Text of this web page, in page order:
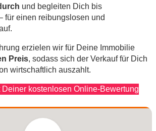
und begleiten Dich bis
für einen reibungslosen und
erzielen wir für Deine Immobilie
Preis, sodass sich der Verkauf für Dich
wirtschaftlich auszahlt.
Deiner kostenlosen Online-Bewertung